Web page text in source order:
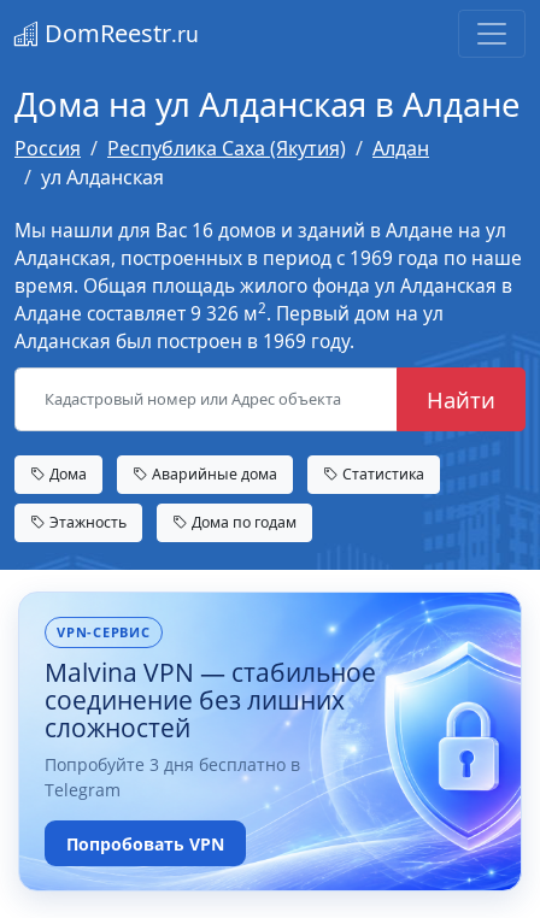
DomReestr.ru
Дома на ул Алданская в Алдане
Россия Республика Саха (Якутия)
Алдан
ул Алданская
Мы нашли для Вас 16 домов и зданий в Алдане на ул
Алданская, построенных в период с 1969 года по наше
время. Общая площадь жилого фонда ул Алданская в
Алдане составляет 9 326 м2. Первый дом на ул
Алданская был построен в 1969 году.
Найти
Дома Аварийные дома Статистика
Этажность Дома по годам
VPN-СЕРВИС
Malvina VPN — стабильное
соединение без лишних
сложностей
Попробуйте 3 дня бесплатно в
Telegram
Попробовать VPN